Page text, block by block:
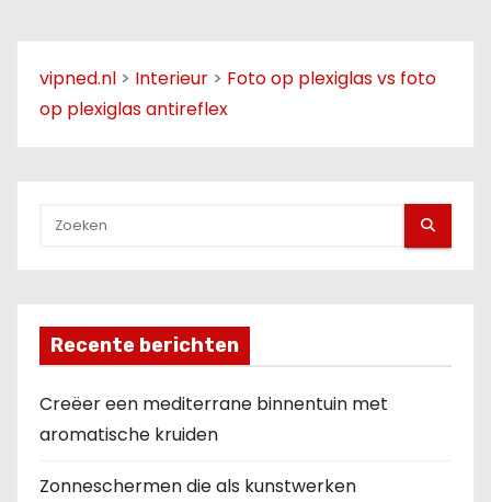
vipned.nl > Interieur > Foto op plexiglas vs foto
op plexiglas antireflex
Recente berichten
Creëer een mediterrane binnentuin met
aromatische kruiden
Zonneschermen die als kunstwerken